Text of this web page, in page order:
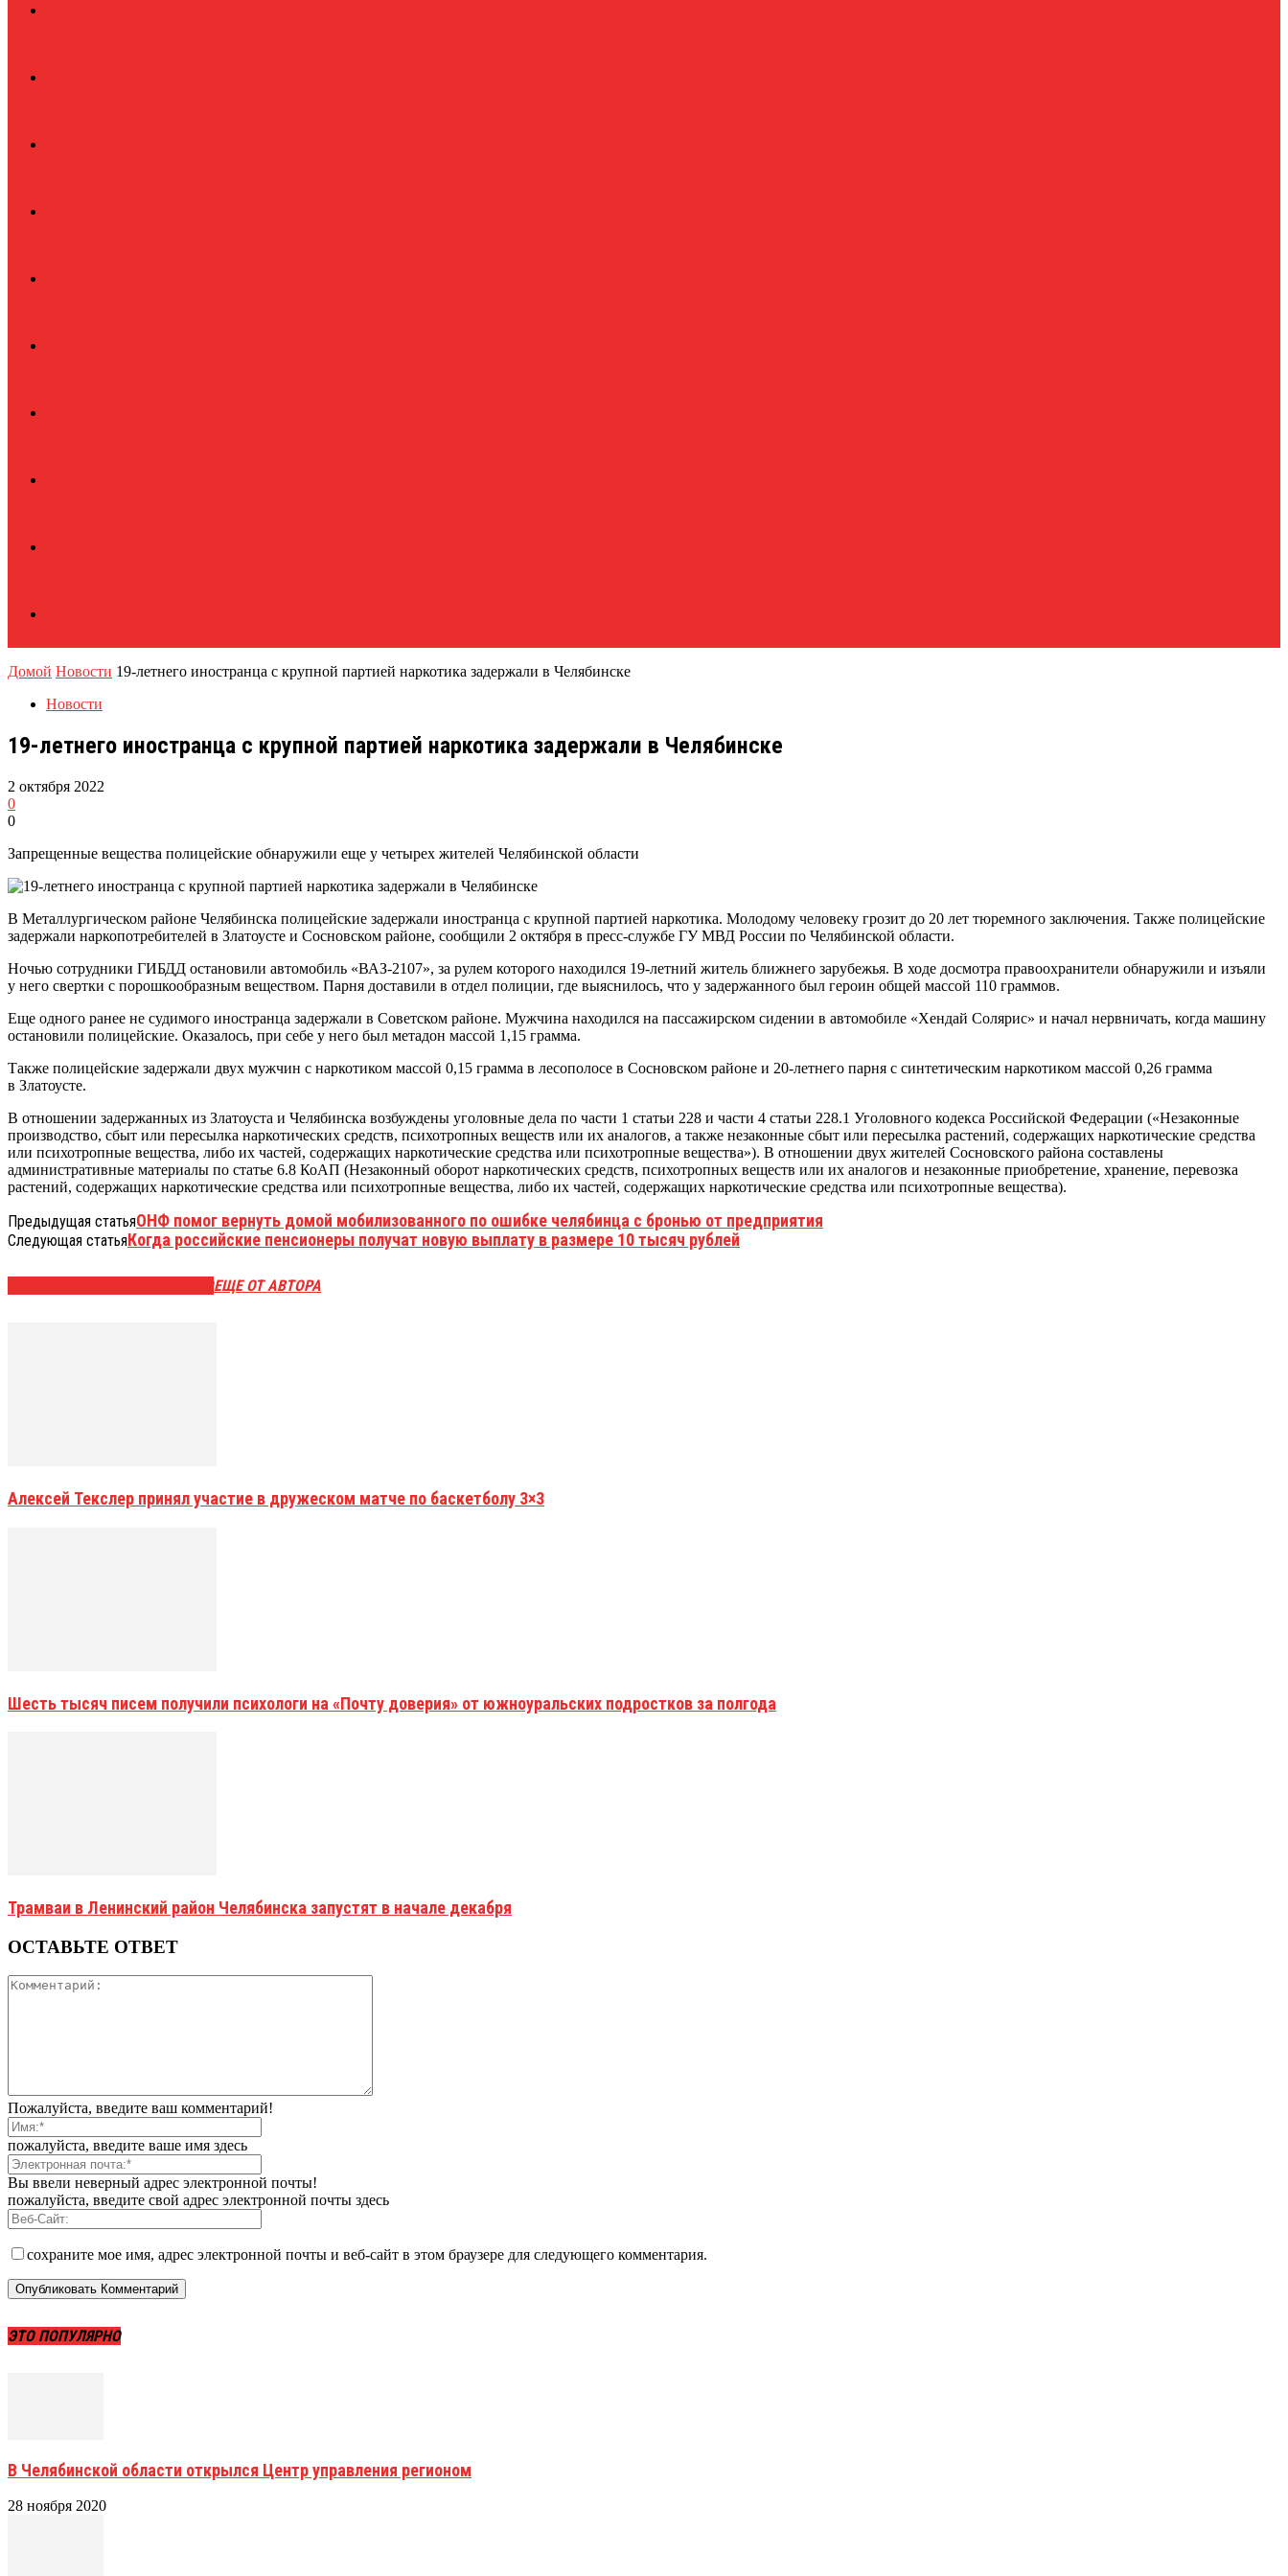
Домой Новости 19-летнего иностранца с крупной партией наркотика задержали в Челябинске
Новости
19-летнего иностранца с крупной партией наркотика задержали в Челябинске
2 октября 2022
0
0
Запрещенные вещества полицейские обнаружили еще у четырех жителей Челябинской области
В Металлургическом районе Челябинска полицейские задержали иностранца с крупной партией наркотика. Молодому человеку грозит до 20 лет тюремного заключения. Также полицейские
задержали наркопотребителей в Златоусте и Сосновском районе, сообщили 2 октября в пресс-службе ГУ МВД России по Челябинской области.
Ночью сотрудники ГИБДД остановили автомобиль «ВАЗ-2107», за рулем которого находился 19-летний житель ближнего зарубежья. В ходе досмотра правоохранители обнаружили и изъяли
у него свертки с порошкообразным веществом. Парня доставили в отдел полиции, где выяснилось, что у задержанного был героин общей массой 110 граммов.
Еще одного ранее не судимого иностранца задержали в Советском районе. Мужчина находился на пассажирском сидении в автомобиле «Хендай Солярис» и начал нервничать, когда машину
остановили полицейские. Оказалось, при себе у него был метадон массой 1,15 грамма.
Также полицейские задержали двух мужчин с наркотиком массой 0,15 грамма в лесополосе в Сосновском районе и 20-летнего парня с синтетическим наркотиком массой 0,26 грамма
в Златоусте.
В отношении задержанных из Златоуста и Челябинска возбуждены уголовные дела по части 1 статьи 228 и части 4 статьи 228.1 Уголовного кодекса Российской Федерации («Незаконные
производство, сбыт или пересылка наркотических средств, психотропных веществ или их аналогов, а также незаконные сбыт или пересылка растений, содержащих наркотические средства
или психотропные вещества, либо их частей, содержащих наркотические средства или психотропные вещества»). В отношении двух жителей Сосновского района составлены
административные материалы по статье 6.8 КоАП (Незаконный оборот наркотических средств, психотропных веществ или их аналогов и незаконные приобретение, хранение, перевозка
растений, содержащих наркотические средства или психотропные вещества, либо их частей, содержащих наркотические средства или психотропные вещества).
Предыдущая статьяОНФ помог вернуть домой мобилизованного по ошибке челябинца с бронью от предприятия
Следующая статьяКогда российские пенсионеры получат новую выплату в размере 10 тысяч рублей
ЕЩЕ ОТ АВТОРА
Алексей Текслер принял участие в дружеском матче по баскетболу 3×3
Шесть тысяч писем получили психологи на «Почту доверия» от южноуральских подростков за полгода
Трамваи в Ленинский район Челябинска запустят в начале декабря
ОСТАВЬТЕ ОТВЕТ
Пожалуйста, введите ваш комментарий!
пожалуйста, введите ваше имя здесь
Вы ввели неверный адрес электронной почты!
пожалуйста, введите свой адрес электронной почты здесь
сохраните мое имя, адрес электронной почты и веб-сайт в этом браузере для следующего комментария.
ЭТО ПОПУЛЯРНО
В Челябинской области открылся Центр управления регионом
28 ноября 2020